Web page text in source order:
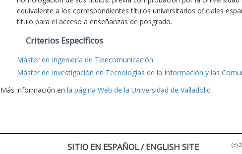
equivalente a los correspondientes títulos universitarios oficiales
título para el acceso a enseñanzas de posgrado.
Criterios Específicos
Máster en Ingeniería de Telecomunicación
Máster de Investigación en Tecnologías de la Información y las
Más información en la página Web de la Universidad de Valladolid
SITIO EN ESPAÑOL / ENGLISH SITE
(c)